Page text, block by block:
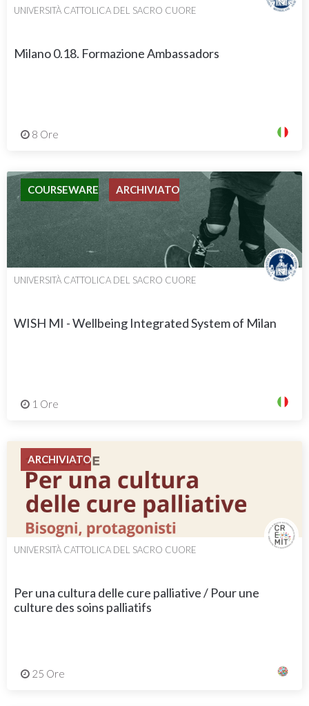
UNIVERSITÀ CATTOLICA DEL SACRO CUORE
Milano 0.18. Formazione Ambassadors
8 Ore
COURSEWARE ARCHIVIATO
UNIVERSITÀ CATTOLICA DEL SACRO CUORE
WISH MI - Wellbeing Integrated System of Milan
1 Ore
ARCHIVIATO
UNIVERSITÀ CATTOLICA DEL SACRO CUORE
Per una cultura delle cure palliative / Pour une
culture des soins palliatifs
25 Ore